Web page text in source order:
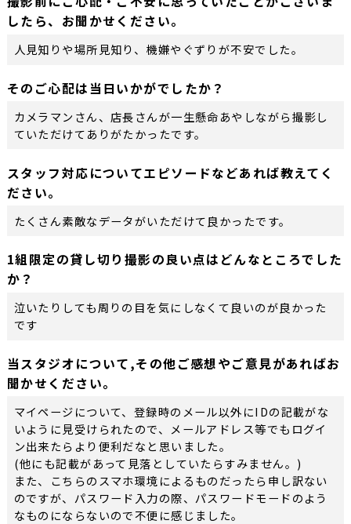
したら、お聞かせください。
人見知りや場所見知り、機嫌やぐずりが不安でした。
そのご心配は当日いかがでしたか？
カメラマンさん、店長さんが一生懸命あやしながら撮影し
ていただけてありがたかったです。
スタッフ対応についてエピソードなどあれば教えてく
ださい。
たくさん素敵なデータがいただけて良かったです。
1組限定の貸し切り撮影の良い点はどんなところでした
か？
泣いたりしても周りの目を気にしなくて良いのが良かった
です
当スタジオについて,その他ご感想やご意見があればお
聞かせください。
マイページについて、登録時のメール以外にIDの記載がな
いように見受けられたので、メールアドレス等でもログイ
ン出来たらより便利だなと思いました。
(他にも記載があって見落としていたらすみません。)
また、こちらのスマホ環境によるものだったら申し訳ない
のですが、パスワード入力の際、パスワードモードのよう
なものにならないので不便に感じました。